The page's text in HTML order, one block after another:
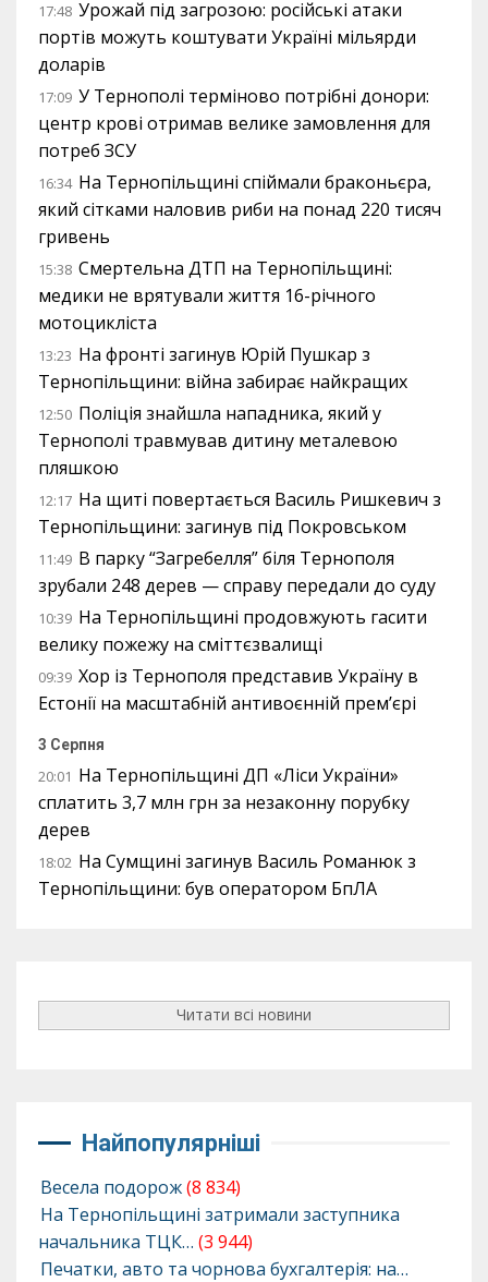
17:48 Урожай під загрозою: російські атаки
портів можуть коштувати Україні мільярди
доларів
17:09 У Тернополі терміново потрібні донори:
центр крові отримав велике замовлення для
потреб ЗСУ
16:34 На Тернопільщині спіймали браконьєра,
який сітками наловив риби на понад 220 тисяч
гривень
15:38 Смертельна ДТП на Тернопільщині:
медики не врятували життя 16-річного
мотоцикліста
13:23 На фронті загинув Юрій Пушкар з
Тернопільщини: війна забирає найкращих
12:50 Поліція знайшла нападника, який у
Тернополі травмував дитину металевою
пляшкою
12:17 На щиті повертається Василь Ришкевич з
Тернопільщини: загинув під Покровськом
11:49 В парку “Загребелля” біля Тернополя
зрубали 248 дерев — справу передали до суду
10:39 На Тернопільщині продовжують гасити
велику пожежу на сміттєзвалищі
09:39 Хор із Тернополя представив Україну в
Естонії на масштабній антивоєнній прем’єрі
3 Серпня
20:01 На Тернопільщині ДП «Ліси України»
сплатить 3,7 млн грн за незаконну порубку
дерев
18:02 На Сумщині загинув Василь Романюк з
Тернопільщини: був оператором БпЛА
Читати всі новини
Найпопулярніші
Весела подорож(8 834)
На Тернопільщині затримали заступника
начальника ТЦК… (3 944)
Печатки, авто та чорнова бухгалтерія: на…